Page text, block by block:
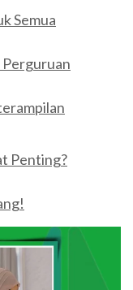
Semua
Perguruan
Penting?